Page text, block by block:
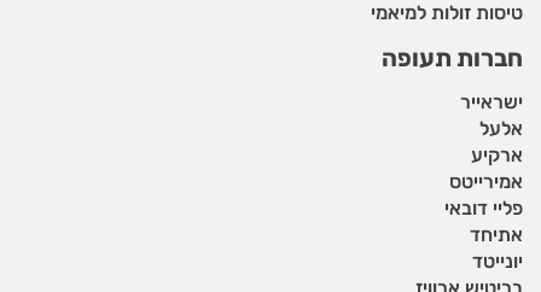
טיסות זולות למיאמי
חברות תעופה
ישראייר
אלעל
ארקיע
אמירייטס
פליי דובאי
אתיחד
יונייטד